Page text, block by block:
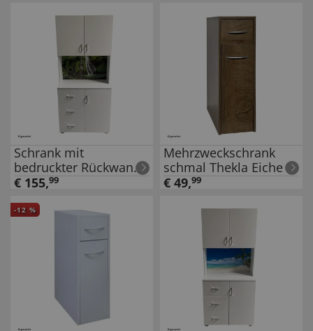
Schrank mit
bedruckter Rückwand
Wasserfall
€ 155,99
Mehrzweckschrank
schmal Thekla Eiche
€ 49,99
-12 %